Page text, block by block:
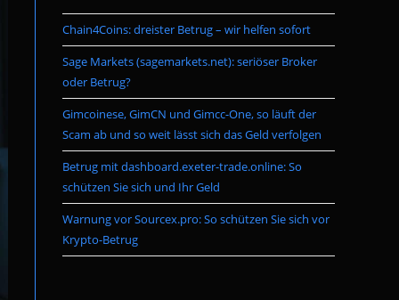
the
Chain4Coins: dreister Betrug – wir helfen sofort
Sage Markets (sagemarkets.net): seriöser Broker
oder Betrug?
Gimcoinese, GimCN und Gimcc-One, so läuft der
Scam ab und so weit lässt sich das Geld verfolgen
Betrug mit dashboard.exeter-trade.online: So
schützen Sie sich und Ihr Geld
Warnung vor Sourcex.pro: So schützen Sie sich vor
Krypto-Betrug